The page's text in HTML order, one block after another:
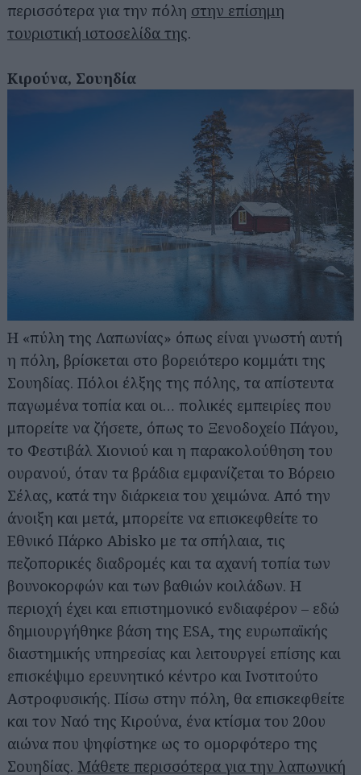
περισσότερα για την πόλη στην επίσημη
τουριστική ιστοσελίδα της.
Κιρούνα, Σουηδία
Η «πύλη της Λαπωνίας» όπως είναι γνωστή αυτή
η πόλη, βρίσκεται στο βορειότερο κομμάτι της
Σουηδίας. Πόλοι έλξης της πόλης, τα απίστευτα
παγωμένα τοπία και οι… πολικές εμπειρίες που
μπορείτε να ζήσετε, όπως το Ξενοδοχείο Πάγου,
το Φεστιβάλ Χιονιού και η παρακολούθηση του
ουρανού, όταν τα βράδια εμφανίζεται το Βόρειο
Σέλας, κατά την διάρκεια του χειμώνα. Από την
άνοιξη και μετά, μπορείτε να επισκεφθείτε το
Εθνικό Πάρκο Abisko με τα σπήλαια, τις
πεζοπορικές διαδρομές και τα αχανή τοπία των
βουνοκορφών και των βαθιών κοιλάδων. Η
περιοχή έχει και επιστημονικό ενδιαφέρον – εδώ
δημιουργήθηκε βάση της ESA, της ευρωπαϊκής
διαστημικής υπηρεσίας και λειτουργεί επίσης και
επισκέψιμο ερευνητικό κέντρο και Ινστιτούτο
Αστροφυσικής. Πίσω στην πόλη, θα επισκεφθείτε
και τον Ναό της Κιρούνα, ένα κτίσμα του 20ου
αιώνα που ψηφίστηκε ως το ομορφότερο της
Σουηδίας. Μάθετε περισσότερα για την λαπωνική